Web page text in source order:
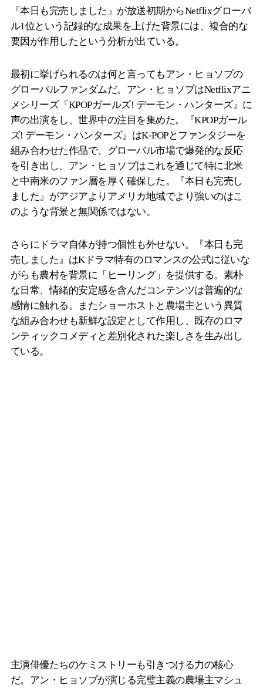
『本日も完売しました』が放送初期からNetflixグローバ
ル1位という記録的な成果を上げた背景には、複合的な
要因が作用したという分析が出ている。
最初に挙げられるのは何と言ってもアン・ヒョソプの
グローバルファンダムだ。アン・ヒョソプはNetflixアニ
メシリーズ『KPOPガールズ! デーモン・ハンターズ』に
声の出演をし、世界中の注目を集めた。『KPOPガール
ズ! デーモン・ハンターズ』はK-POPとファンタジーを
組み合わせた作品で、グローバル市場で爆発的な反応
を引き出し、アン・ヒョソプはこれを通じて特に北米
と中南米のファン層を厚く確保した。『本日も完売し
ました』がアジアよりアメリカ地域でより強いのはこ
のような背景と無関係ではない。
さらにドラマ自体が持つ個性も外せない。『本日も完
売しました』はKドラマ特有のロマンスの公式に従いな
がらも農村を背景に「ヒーリング」を提供する。素朴
な日常、情緒的安定感を含んだコンテンツは普遍的な
感情に触れる。またショーホストと農場主という異質
な組み合わせも新鮮な設定として作用し、既存のロマ
ンティックコメディと差別化された楽しさを生み出し
ている。
主演俳優たちのケミストリーも引きつける力の核心
だ。アン・ヒョソプが演じる完璧主義の農場主マシュ